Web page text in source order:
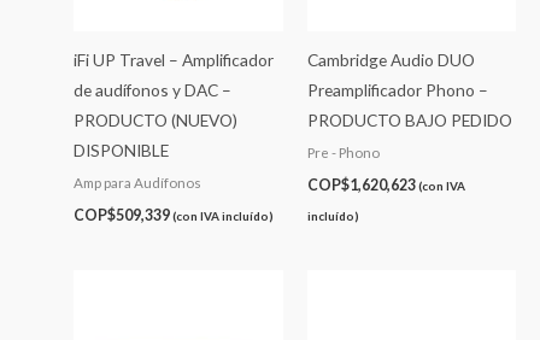
iFi UP Travel – Amplificador
de audífonos y DAC –
PRODUCTO (NUEVO)
DISPONIBLE
Amp para Audífonos
COP$509,339(con IVA incluído)
Cambridge Audio DUO
Preamplificador Phono –
PRODUCTO BAJO PEDIDO
Pre - Phono
COP$1,620,623 (con IVA
incluído)